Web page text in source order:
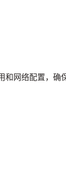
和网络配置，确